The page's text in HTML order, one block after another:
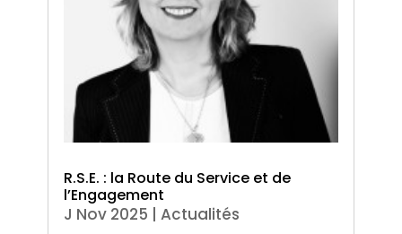
R.S.E. : la Route du Service et de
l’Engagement
J Nov 2025 | Actualités